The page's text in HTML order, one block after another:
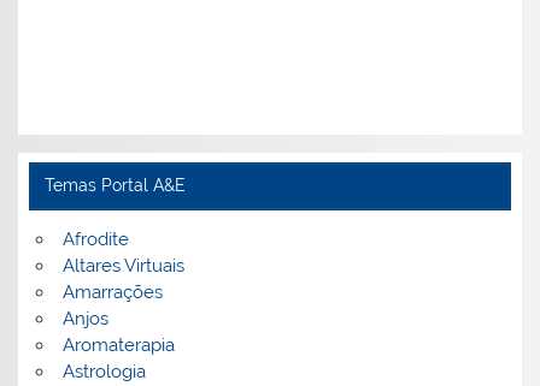
Temas Portal A&E
Afrodite
Altares Virtuais
Amarrações
Anjos
Aromaterapia
Astrologia